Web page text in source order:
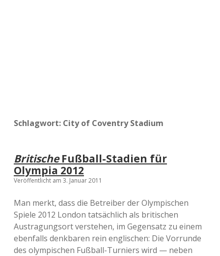
Schlagwort: City of Coventry Stadium
BritischeFußball-Stadien für
Olympia 2012
Veröffentlicht am 3. Januar 2011
Man merkt, dass die Betreiber der Olympischen
Spiele 2012 London tatsächlich als britischen
Austragungsort verstehen, im Gegensatz zu einem
ebenfalls denkbaren rein englischen: Die Vorrunde
des olympischen Fußball-Turniers wird — neben